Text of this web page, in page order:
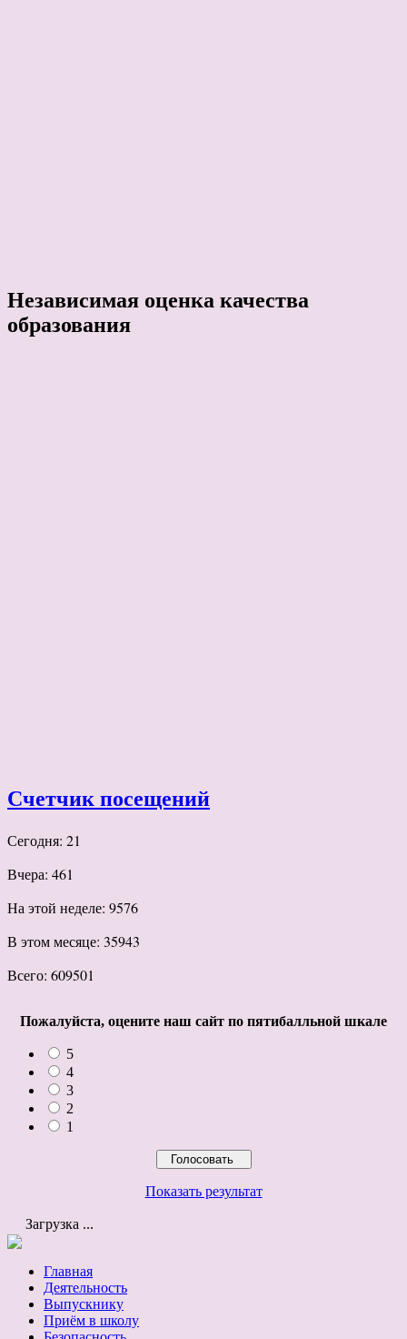
Независимая оценка качества
образования
Счетчик посещений
Сегодня: 21
Вчера: 461
На этой неделе: 9576
В этом месяце: 35943
Всего: 609501
Пожалуйста, оцените наш сайт по пятибалльной шкале
5
4
3
2
1
Показать результат
Загрузка ...
Главная
Деятельность
Выпускнику
Приём в школу